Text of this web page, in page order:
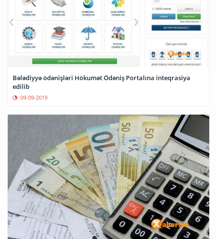
Bələdiyyə ödənişləri Hökumət Ödəniş Portalına inteqrasiya
edilib
09-09-2019